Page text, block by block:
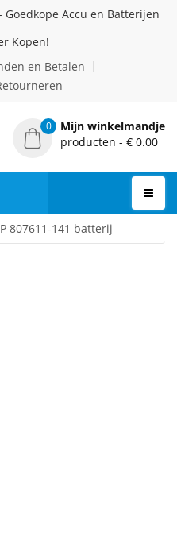
Accu en Batterijen
Kopen!
en Betalen
0
Mijn winkelmandje
producten - € 0.00
807611-141 batterij